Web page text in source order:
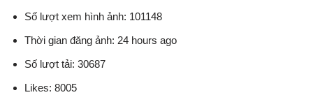
Số lượt xem hình ảnh: 101148
Thời gian đăng ảnh: 24 hours ago
Số lượt tải: 30687
Likes: 8005